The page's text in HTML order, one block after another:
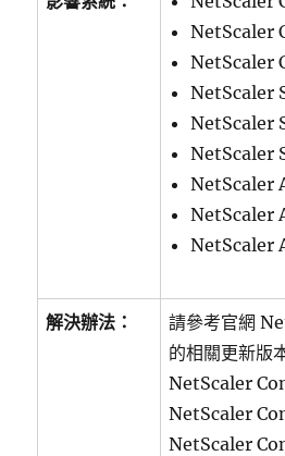
NetScaler
NetScaler
NetScaler
NetScaler
NetScaler
NetScaler
NetScaler
NetScaler
解決辦法：
請參考官網
的相關更新版
NetScaler
NetScaler
NetScaler